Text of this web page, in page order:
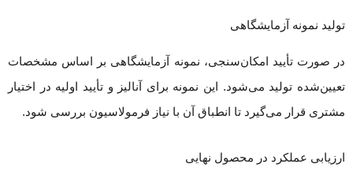
تولید نمونه آزمایشگاهی
در صورت تأیید امکان‌سنجی، نمونه آزمایشگاهی بر اساس مشخصات
تعیین‌شده تولید می‌شود. این نمونه برای آنالیز و تأیید اولیه در اختیار
مشتری قرار می‌گیرد تا انطباق آن با نیاز فرمولاسیون بررسی شود.
ارزیابی عملکرد در محصول نهایی